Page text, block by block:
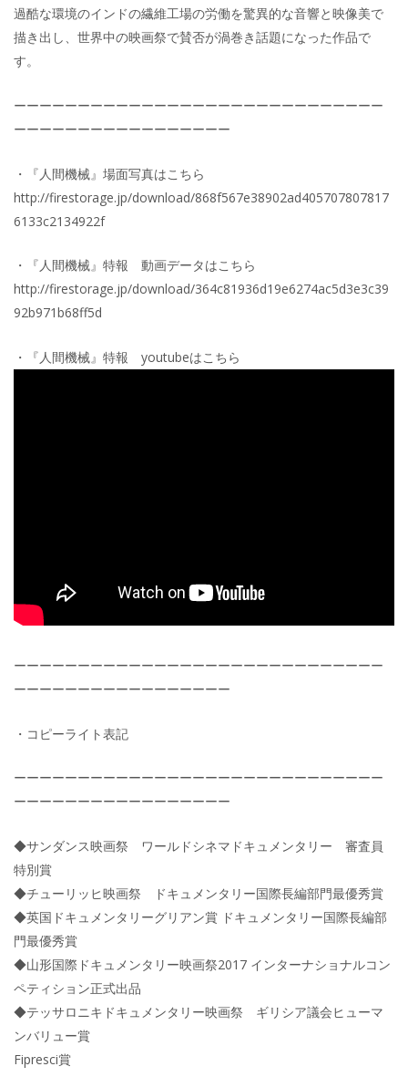
過酷な環境のインドの繊維工場の労働を驚異的な音響と映像美で
描き出し、世界中の映画祭で賛否が渦巻き話題になった作品で
す。
ーーーーーーーーーーーーーーーーーーーーーーーーーーーーー
ーーーーーーーーーーーーーーーーー
・『人間機械』場面写真はこちら
http://firestorage.jp/download/868f567e38902ad405707807817
6133c2134922f
・『人間機械』特報 動画データはこちら
http://firestorage.jp/download/364c81936d19e6274ac5d3e3c39
92b971b68ff5d
・『人間機械』特報 youtubeはこちら
ーーーーーーーーーーーーーーーーーーーーーーーーーーーーー
ーーーーーーーーーーーーーーーーー
・コピーライト表記
ーーーーーーーーーーーーーーーーーーーーーーーーーーーーー
ーーーーーーーーーーーーーーーーー
◆サンダンス映画祭 ワールドシネマドキュメンタリー 審査員
特別賞
◆チューリッヒ映画祭 ドキュメンタリー国際長編部門最優秀賞
◆英国ドキュメンタリーグリアン賞 ドキュメンタリー国際長編部
門最優秀賞
◆山形国際ドキュメンタリー映画祭2017 インターナショナルコン
ペティション正式出品
◆テッサロニキドキュメンタリー映画祭 ギリシア議会ヒューマ
ンバリュー賞
Fipresci賞